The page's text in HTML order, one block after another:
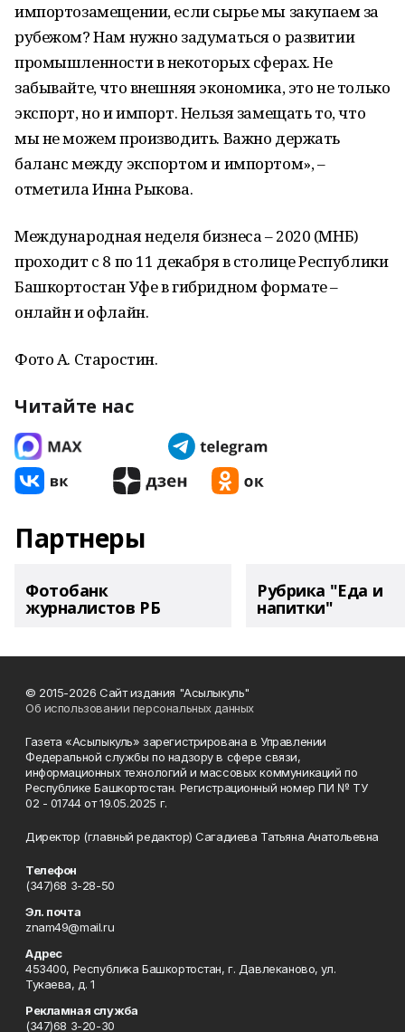
импортозамещении, если сырье мы закупаем за
рубежом? Нам нужно задуматься о развитии
промышленности в некоторых сферах. Не
забывайте, что внешняя экономика, это не только
экспорт, но и импорт. Нельзя замещать то, что
мы не можем производить. Важно держать
баланс между экспортом и импортом», –
отметила Инна Рыкова.
Международная неделя бизнеса – 2020 (МНБ)
проходит с 8 по 11 декабря в столице Республики
Башкортостан Уфе в гибридном формате –
онлайн и офлайн.
Фото А. Старостин.
Читайте нас
Партнеры
Фотобанк
журналистов РБ
Рубрика "Еда и
напитки"
© 2015-2026 Сайт издания "Асылыкуль"
Об использовании персональных данных
Газета «Асылыкуль» зарегистрирована в Управлении
Федеральной службы по надзору в сфере связи,
информационных технологий и массовых коммуникаций по
Республике Башкортостан. Регистрационный номер ПИ № ТУ
02 - 01744 от 19.05.2025 г.
Директор (главный редактор) Сагадиева Татьяна Анатольевна
Телефон
(347)68 3-28-50
Эл. почта
znam49@mail.ru
Адрес
453400, Республика Башкортостан, г. Давлеканово, ул.
Тукаева, д. 1
Рекламная служба
(347)68 3-20-30